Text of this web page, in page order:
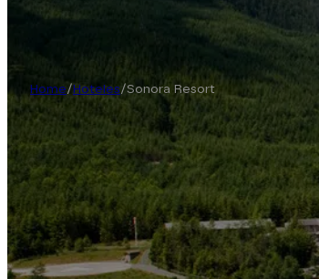
Home/ Hoteles/Sonora Resort